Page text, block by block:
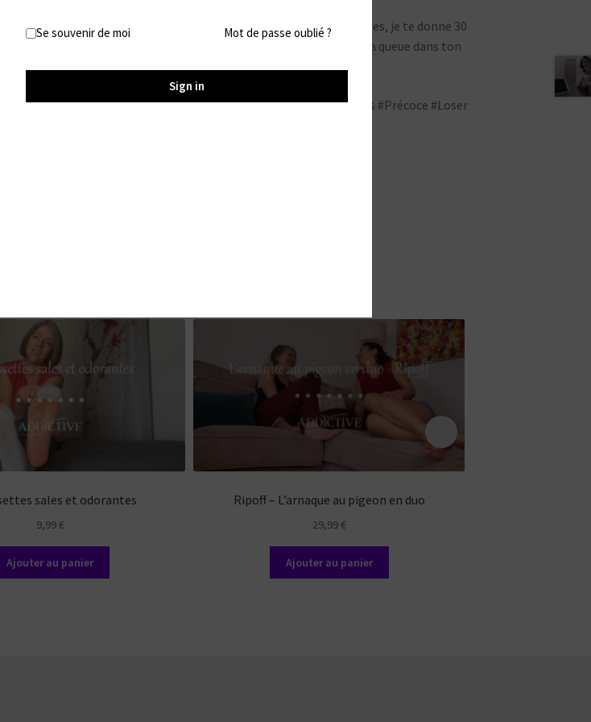
ou simplement prêt à tout cracher car ça fait 2h que tu t’astiques, je te donne 30
1 de plus pour juter sur mes pieds ! Si tu rates le timing tu ranges ta queue dans ton
essai
à rebours #Cum countdown #Feet #Barefoot #Soles #Orteils #Précoce #Loser
aussi aimer
sales et odorantes
9,99€
Ajouter au panier
Ripoff – L’arnaque au pigeon en duo
29,99€
Ajouter au panier
Se souvenir de moi Mot de passe oublié ?
Sign in